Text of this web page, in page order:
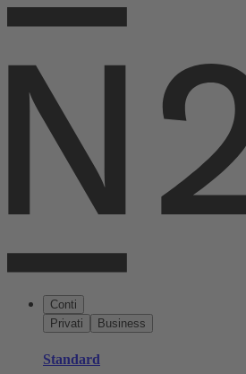
Conti
Privati
Business
Standard